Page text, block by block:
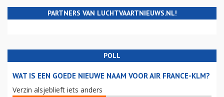
PARTNERS VAN LUCHTVAARTNIEUWS.NL!
POLL
WAT IS EEN GOEDE NIEUWE NAAM VOOR AIR FRANCE-KLM?
Verzin alsjeblieft iets anders